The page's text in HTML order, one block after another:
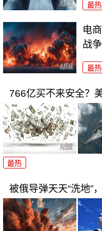
最热
电
战
最热
766亿买不来安全？
最热
被俄导弹天天“洗地”